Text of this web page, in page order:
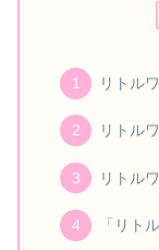
リトル
リトル
リトル
「リト